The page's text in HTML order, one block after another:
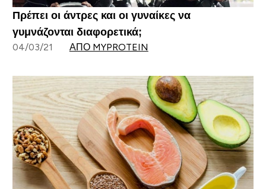
Πρέπει οι άντρες και οι γυναίκες να
γυμνάζονται διαφορετικά;
04/03/21 ΑΠΌ MYPROTEIN